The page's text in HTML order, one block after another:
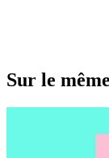
Sur le